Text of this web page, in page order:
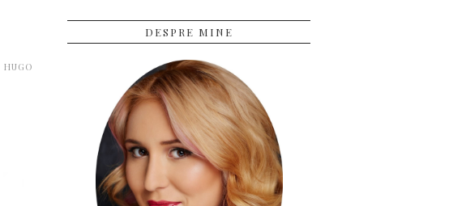
HUGO
DESPRE MINE